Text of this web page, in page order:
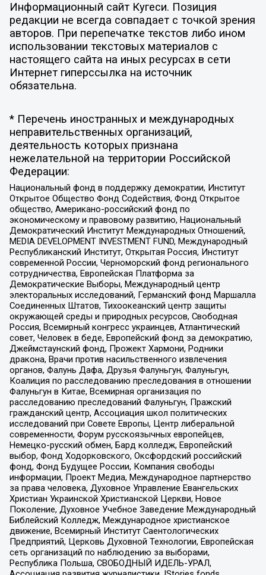
Информационный сайт Кугеси. Позиция
редакции не всегда совпадает с точкой зрения
авторов. При перепечатке текстов либо ином
использовании текстовых материалов с
настоящего сайта на иных ресурсах в сети
Интернет гиперссылка на источник
обязательна.
* Перечень иностранных и международных
неправительственных организаций,
деятельность которых признана
нежелательной на территории Российской
Федерации:
Национальный фонд в поддержку демократии, Институт
Открытое Общество Фонд Содействия, Фонд Открытое
общество, Американо-российский фонд по
экономическому и правовому развитию, Национальный
Демократический Институт Международных Отношений,
MEDIA DEVELOPMENT INVESTMENT FUND, Международный
Республиканский Институт, Открытая Россия, Институт
современной России, Черноморский фонд регионального
сотрудничества, Европейская Платформа за
Демократические Выборы, Международный центр
электоральных исследований, Германский фонд Маршалла
Соединенных Штатов, Тихоокеанский центр защиты
окружающей среды и природных ресурсов, Свободная
Россия, Всемирный конгресс украинцев, Атлантический
совет, Человек в беде, Европейский фонд за демократию,
Джеймстаунский фонд, Прожект Хармони, Родники
дракона, Врачи против насильственного извлечения
органов, Фалунь Дафа, Друзья Фалуньгун, Фалуньгун,
Коалиция по расследованию преследования в отношении
Фалуньгун в Китае, Всемирная организация по
расследованию преследований Фалуньгун, Пражский
гражданский центр, Ассоциация школ политических
исследований при Совете Европы, Центр либеральной
современности, Форум русскоязычных европейцев,
Немецко-русский обмен, Бард колледж, Европейский
выбор, Фонд Ходорковского, Оксфордский российский
фонд, Фонд Будущее России, Компания свободы
информации, Проект Медиа, Международное партнерство
за права человека, Духовное Управление Евангельских
Христиан Украинской Христианской Церкви, Новое
Поколение, Духовное Учебное Заведение Международный
Библейский Колледж, Международное христианское
движение, Всемирный Институт Саентологических
Предприятий, Церковь Духовной Технологии, Европейская
сеть организаций по наблюдению за выборами,
Республика Польша, СВОБОДНЫЙ ИДЕЛЬ-УРАЛ,